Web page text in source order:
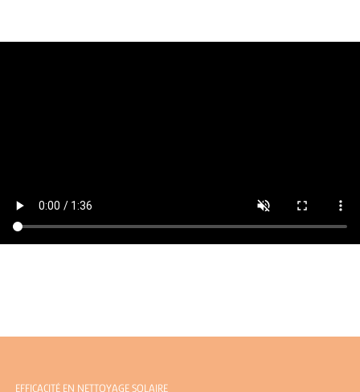
EFFICACITÉ EN NETTOYAGE SOLAIRE